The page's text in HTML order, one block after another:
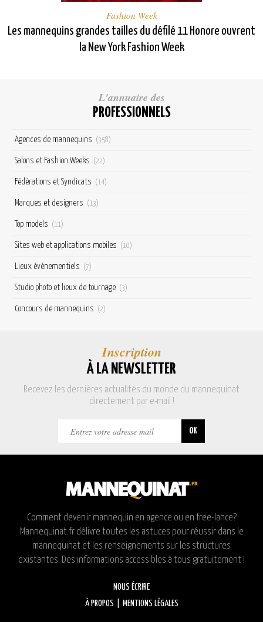
Fashion Week
Les mannequins grandes tailles du défilé 11 Honore ouvrent
la New York Fashion Week
L'annuaire des
PROFESSIONNELS
Agences de mannequins (358)
Salons et Fashion Weeks (22)
Fédérations et Syndicats (14)
Marques et designers (13)
Top models (11)
Sites web et applications mobiles (10)
Lieux événementiels (7)
Studio photo et lieux de tournage (3)
Concours de mannequins (2)
Inscription
À LA NEWSLETTER
Recevez les dernières actualités du monde du mannequinat
directement par e-mail !
Comment devenir mannequin en agence ou en free-lance?
Mannequinat.fr délivre toutes les astuces pour réussir dans le
mannequinat et les renseignements sur les structures
existantes. Des informations accessibles à tous gratuitement !
NOUS ÉCRIRE
À PROPOS
MENTIONS LÉGALES